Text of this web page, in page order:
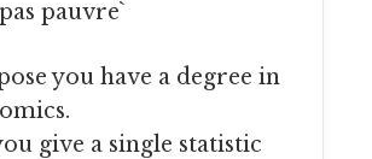
pauvre`
give a single statistic